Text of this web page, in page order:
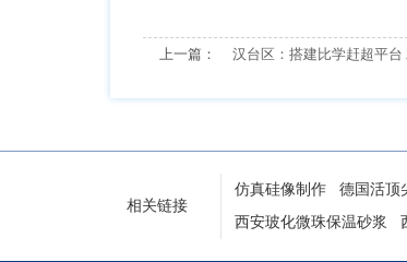
上一篇： 汉台区：搭建比学赶超平
相关链接
仿真硅像制作 德国活顶
西安玻化微珠保温砂浆